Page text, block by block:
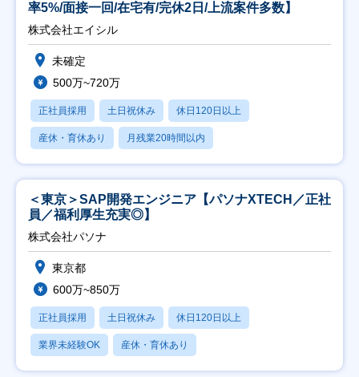
率5%/面接一回/在宅有/完休2日/上流案件多数】
株式会社エイシル
未確定
500万~720万
正社員採用 土日祝休み 休日120日以上
産休・育休あり 月残業20時間以内
＜東京＞SAP開発エンジニア【パソナXTECH／正社
員／福利厚生充実◎】
株式会社パソナ
東京都
600万~850万
正社員採用 土日祝休み 休日120日以上
業界未経験OK 産休・育休あり